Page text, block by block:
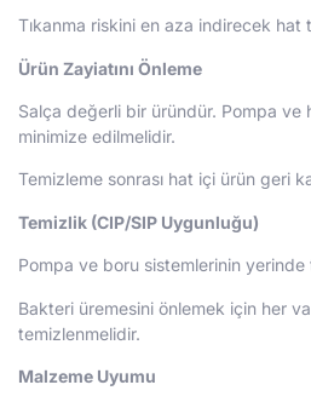
Tıkanma riskini en aza indirecek hat
Ürün Zayiatını Önleme
Salça değerli bir üründür. Pompa ve
minimize edilmelidir.
Temizleme sonrası hat içi ürün geri
Temizlik (CIP/SIP Uygunluğu)
Pompa ve boru sistemlerinin yerinde
Bakteri üremesini önlemek için her
temizlenmelidir.
Malzeme Uyumu